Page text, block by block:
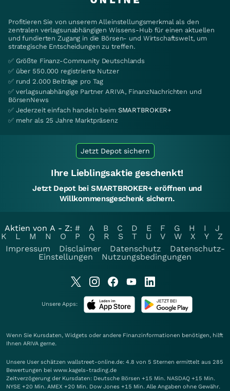
Profitieren Sie von unserem Alleinstellungsmerkmal als den
zentralen verlagsunabhängigen Wissens-Hub für einen aktuellen
und fundierten Zugang in die Börsen- und Wirtschaftswelt, um
strategische Entscheidungen zu treffen.
✅ Größte Finanz-Community Deutschlands
✅ über 550.000 registrierte Nutzer
✅ rund 2.000 Beiträge pro Tag
✅ verlagsunabhängige Partner ARIVA, FinanzNachrichten und
BörsenNews
✅ Jederzeit einfach handeln beim SMARTBROKER+
✅ mehr als 25 Jahre Marktpräsenz
Jetzt Depot sichern
Ihre Lieblingsaktie geschenkt!
Jetzt Depot bei SMARTBROKER+ eröffnen und
Willkommensgeschenk sichern.
Aktien von A - Z: # A B C D E F G H I
J
K
L M N O P Q R S T U V W X Y
Z
Impressum
Disclaimer Datenschutz
Datenschutz-
Einstellungen
Nutzungsbedingungen
Unsere Apps:
Wenn Sie Kursdaten, Widgets oder andere Finanzinformationen benötigen, hilft
Ihnen ARIVA gerne.
Unsere User schätzen wallstreet-online.de: 4.8 von 5 Sternen ermittelt aus 285
Bewertungen bei www.kagels-trading.de
Zeitverzögerung der Kursdaten: Deutsche Börsen +15 Min. NASDAQ +15 Min.
NYSE +20 Min. AMEX +20 Min. Dow Jones +15 Min. Alle Angaben ohne Gewähr.